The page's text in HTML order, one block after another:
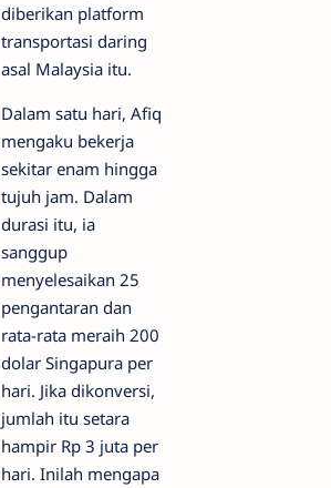
diberikan platform
transportasi daring
asal Malaysia itu.
Dalam satu hari, Afiq
mengaku bekerja
sekitar enam hingga
tujuh jam. Dalam
durasi itu, ia
sanggup
menyelesaikan 25
pengantaran dan
rata-rata meraih 200
dolar Singapura per
hari. Jika dikonversi,
jumlah itu setara
hampir Rp 3 juta per
hari. Inilah mengapa